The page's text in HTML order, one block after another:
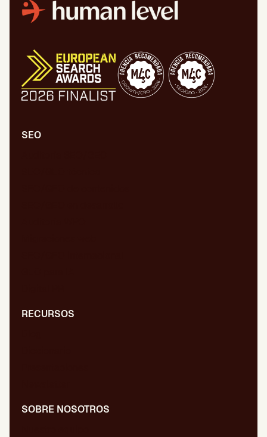
SEO
RECURSOS
SOBRE NOSOTROS